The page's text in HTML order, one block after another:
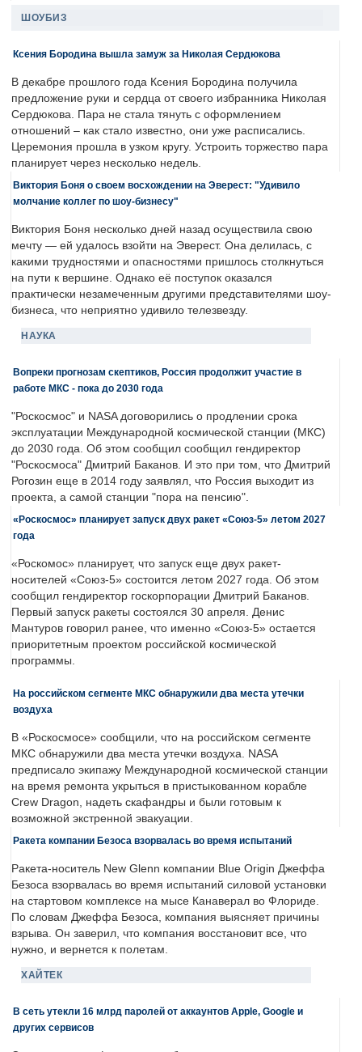
ШОУБИЗ
Ксения Бородина вышла замуж за Николая Сердюкова
В декабре прошлого года Ксения Бородина получила
предложение руки и сердца от своего избранника Николая
Сердюкова. Пара не стала тянуть с оформлением
отношений – как стало известно, они уже расписались.
Церемония прошла в узком кругу. Устроить торжество пара
планирует через несколько недель.
Виктория Боня о своем восхождении на Эверест: "Удивило
молчание коллег по шоу-бизнесу"
Виктория Боня несколько дней назад осуществила свою
мечту — ей удалось взойти на Эверест. Она делилась, с
какими трудностями и опасностями пришлось столкнуться
на пути к вершине. Однако её поступок оказался
практически незамеченным другими представителями шоу-
бизнеса, что неприятно удивило телезвезду.
НАУКА
Вопреки прогнозам скептиков, Россия продолжит участие в
работе МКС - пока до 2030 года
"Роскосмос" и NASA договорились о продлении срока
эксплуатации Международной космической станции (МКС)
до 2030 года. Об этом сообщил сообщил гендиректор
"Роскосмоса" Дмитрий Баканов. И это при том, что Дмитрий
Рогозин еще в 2014 году заявлял, что Россия выходит из
проекта, а самой станции "пора на пенсию".
«Роскосмос» планирует запуск двух ракет «Союз-5» летом 2027
года
«Роскомос» планирует, что запуск еще двух ракет-
носителей «Союз-5» состоится летом 2027 года. Об этом
сообщил гендиректор госкорпорации Дмитрий Баканов.
Первый запуск ракеты состоялся 30 апреля. Денис
Мантуров говорил ранее, что именно «Союз-5» остается
приоритетным проектом российской космической
программы.
На российском сегменте МКС обнаружили два места утечки
воздуха
В «Роскосмосе» сообщили, что на российском сегменте
МКС обнаружили два места утечки воздуха. NASA
предписало экипажу Международной космической станции
на время ремонта укрыться в пристыкованном корабле
Crew Dragon, надеть скафандры и были готовым к
возможной экстренной эвакуации.
Ракета компании Безоса взорвалась во время испытаний
Ракета-носитель New Glenn компании Blue Origin Джеффа
Безоса взорвалась во время испытаний силовой установки
на стартовом комплексе на мысе Канаверал во Флориде.
По словам Джеффа Безоса, компания выясняет причины
взрыва. Он заверил, что компания восстановит все, что
нужно, и вернется к полетам.
ХАЙТЕК
В сеть утекли 16 млрд паролей от аккаунтов Apple, Google и
других сервисов